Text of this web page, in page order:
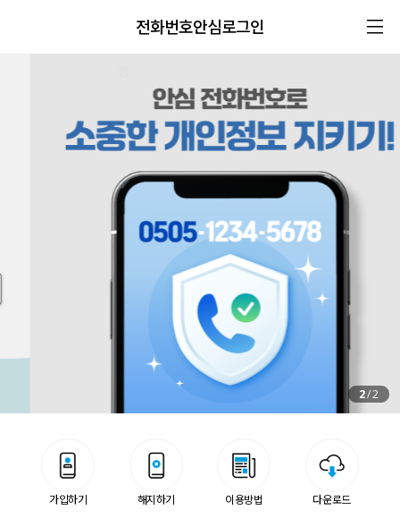
전화번호안심로그인
2/2
가입하기 해지하기 이용방법 다운로드